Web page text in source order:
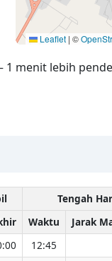
Leaflet | ©
menit lebih
Tengah
Waktu
Jarak
12:45